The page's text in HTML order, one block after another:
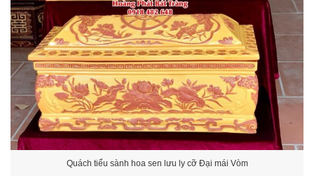
Quách tiểu sành hoa sen lưu ly cỡ Đại mái Vòm